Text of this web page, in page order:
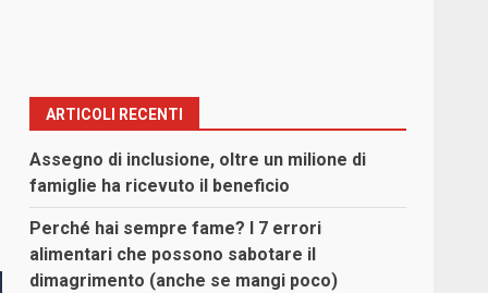
ARTICOLI RECENTI
Assegno di inclusione, oltre un milione di
famiglie ha ricevuto il beneficio
Perché hai sempre fame? I 7 errori
alimentari che possono sabotare il
dimagrimento (anche se mangi poco)